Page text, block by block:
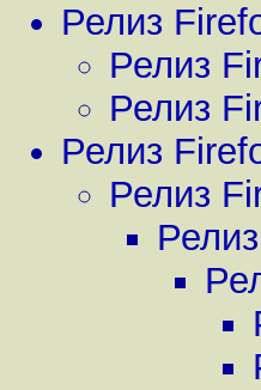
Релиз
Релиз
Релиз
Релиз
Релиз